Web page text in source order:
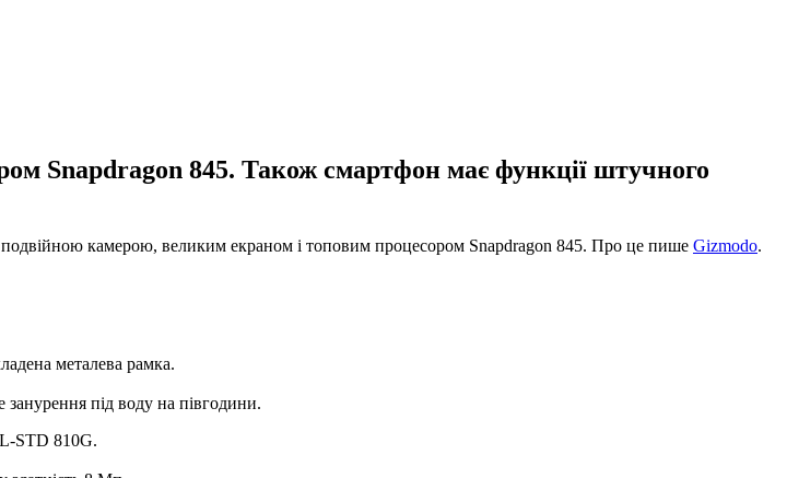
Snapdragon 845. Також смартфон має функції штучного
камерою, великим екраном і топовим процесором Snapdragon 845. Про це пише Gizmodo.
металева рамка.
під воду на півгодини.
STD 810G.